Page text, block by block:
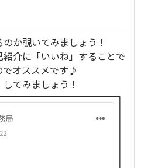
か覗いてみましょう！
介に「いいね」することで
でオススメです♪
てみましょう！